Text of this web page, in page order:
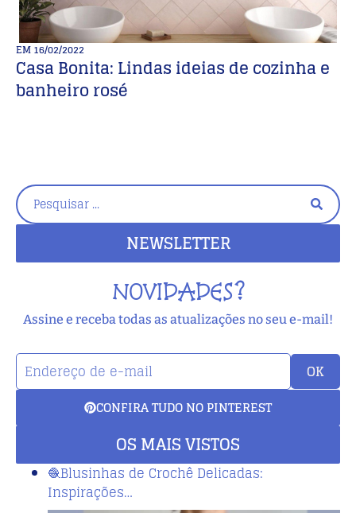
EM16/02/2022
Casa Bonita: Lindas ideias de cozinha e
banheiro rosé
NEWSLETTER
NOVIDADES?
Assine e receba todas as atualizações no seu e-mail!
OK
CONFIRA TUDO NO PINTEREST
OS MAIS VISTOS
🧶Blusinhas de Crochê Delicadas:
Inspirações…